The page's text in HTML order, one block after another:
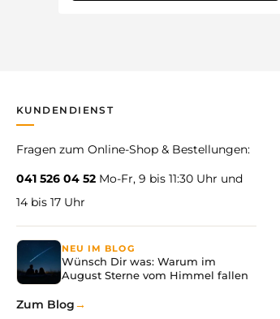
KUNDENDIENST
Fragen zum Online-Shop & Bestellungen:
041 526 04 52 Mo-Fr, 9 bis 11:30 Uhr und
14 bis 17 Uhr
NEU IM BLOG
Wünsch Dir was: Warum im
August Sterne vom Himmel fallen
Zum Blog